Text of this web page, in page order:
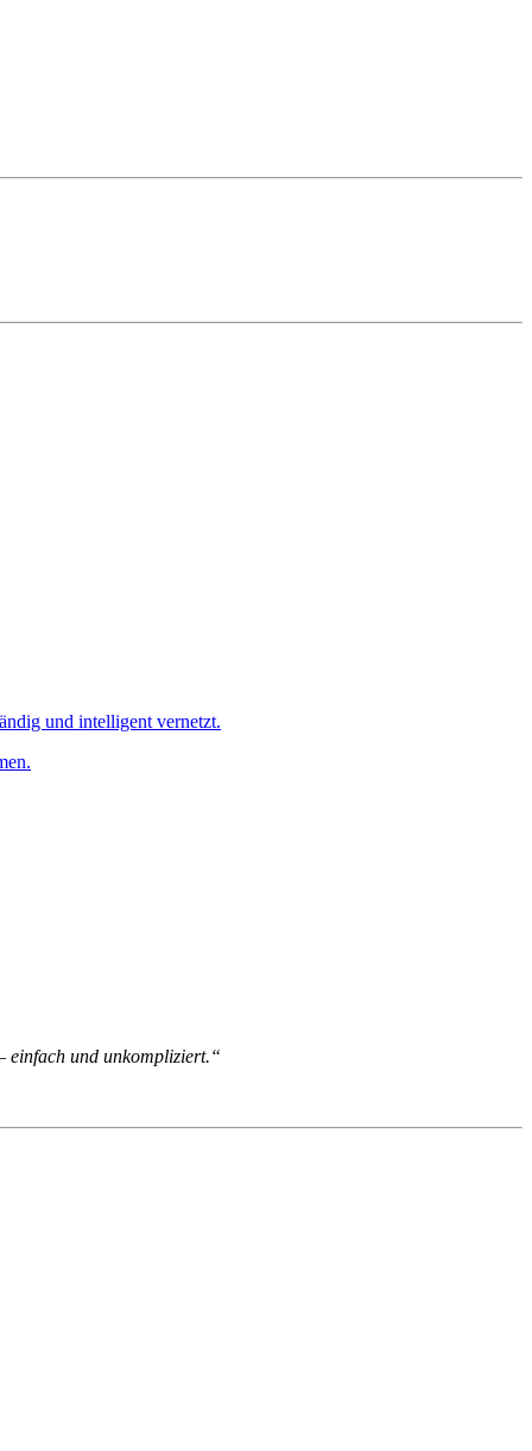
und intelligent vernetzt.
einfach und unkompliziert.“